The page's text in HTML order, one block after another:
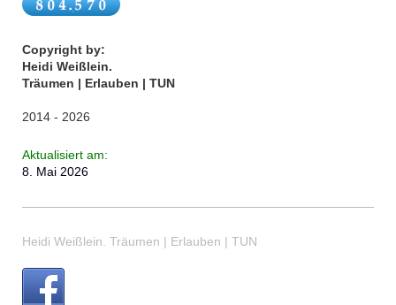
Copyright by:
Heidi Weißlein.
Träumen | Erlauben | TUN
2014 - 2026
Aktualisiert am:
8. Mai 2026
Heidi Weißlein. Träumen | Erlauben | TUN